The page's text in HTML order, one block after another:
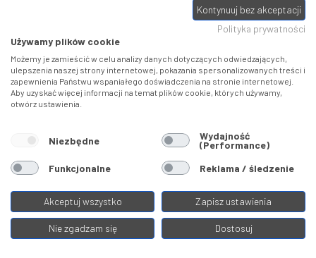
THUNDERBIRD FR EVO
Freeride 27.5 FS
Dartmoor
9999,00 ZŁ1
Kontynuuj bez akceptacji
Polityka prywatności
Używamy plików cookie
Możemy je zamieścić w celu analizy danych dotyczących odwiedzających,
ulepszenia naszej strony internetowej, pokazania spersonalizowanych treści i
zapewnienia Państwu wspaniałego doświadczenia na stronie internetowej.
Aby uzyskać więcej informacji na temat plików cookie, których używamy,
otwórz ustawienia.
Niezbędne Wydajność
(Performance)
Funkcjonalne
Reklama / śledzenie
Akceptuj wszystko Zapisz ustawienia
Nie zgadzam się Dostosuj